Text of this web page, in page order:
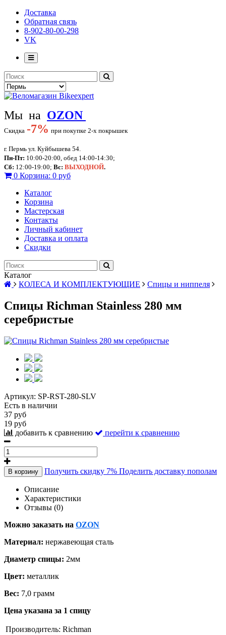
Доставка
Обратная связь
8-902-80-00-298
VK
Мы на OZON
Скидка -7% при покупке 2-х покрышек
г. Пермь ул. Куйбышева 54.
Пн-Пт: 10:00-20:00, обед 14:00-14:30;
Сб: 12:00-19:00; Вс: ВЫХОДНОЙ.
0 Корзина: 0 руб
Каталог
Корзина
Мастерская
Контакты
Личный кабинет
Доставка и оплата
Скидки
Каталог
КОЛЕСА И КОМПЛЕКТУЮЩИЕ
Спицы и ниппеля
Спицы Richman Stainless 280 мм
серебристые
Артикул: SP-RST-280-SLV
Есть в наличии
37 руб
19 руб
добавить к сравнению
перейти к сравнению
В корзину Получить скидку 7% Поделить доставку пополам
Описание
Характеристики
Отзывы (0)
Можно заказать на OZON
Материал: нержавеющая сталь
Диаметр спицы: 2мм
Цвет: металлик
Вес: 7,0 грамм
Цена указана за 1 спицу
Производитель: Richman